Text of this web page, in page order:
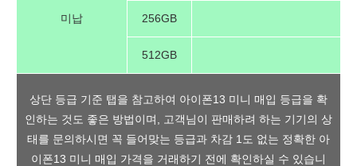
미납 256GB
512GB
상단 등급 기준 탭을 참고하여 아이폰13 미니 매입 등급을 확
인하는 것도 좋은 방법이며, 고객님이 판매하려 하는 기기의 상
태를 문의하시면 꼭 들어맞는 등급과 차감 1도 없는 정확한 아
이폰13 미니 매입 가격을 거래하기 전에 확인하실 수 있습니